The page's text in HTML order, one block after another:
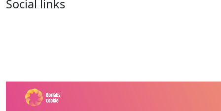
Social links